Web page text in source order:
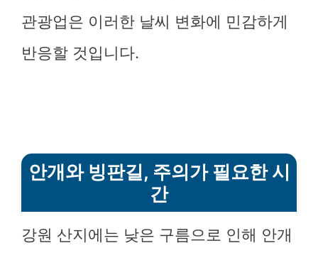
관광업은 이러한 날씨 변화에 민감하게
반응할 것입니다.
안개와 빙판길, 주의가 필요한 시
간
강원 산지에는 낮은 구름으로 인해 안개